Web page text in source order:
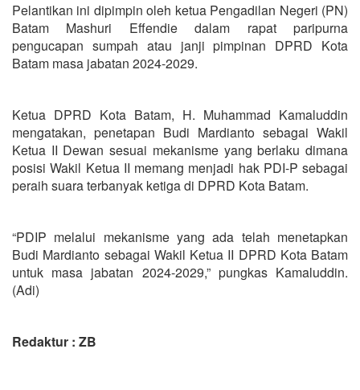
Pelantikan ini dipimpin oleh ketua Pengadilan Negeri (PN)
Batam Mashuri Effendie dalam rapat paripurna
pengucapan sumpah atau janji pimpinan DPRD Kota
Batam masa jabatan 2024-2029.
Ketua DPRD Kota Batam, H. Muhammad Kamaluddin
mengatakan, penetapan Budi Mardianto sebagai Wakil
Ketua II Dewan sesuai mekanisme yang berlaku dimana
posisi Wakil Ketua II memang menjadi hak PDI-P sebagai
peraih suara terbanyak ketiga di DPRD Kota Batam.
“PDIP melalui mekanisme yang ada telah menetapkan
Budi Mardianto sebagai Wakil Ketua II DPRD Kota Batam
untuk masa jabatan 2024-2029,” pungkas Kamaluddin.
(Adi)
Redaktur : ZB